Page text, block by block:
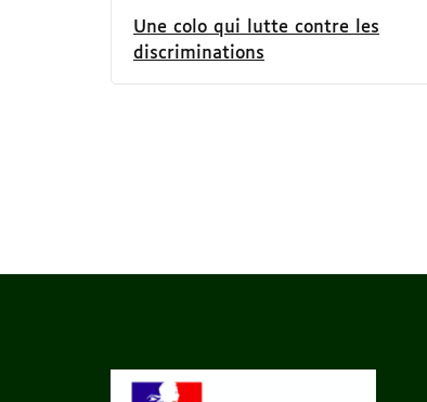
Une colo qui lutte contre les
discriminations